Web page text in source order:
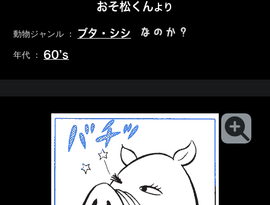
おそ松くんより
動物ジャンル ： ブタ・シシ なのか？
年代 ： 60’s